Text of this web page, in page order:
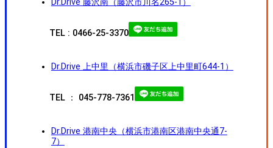
TEL : 0466-25-3370
Dr.Drive 上中里（横浜市磯子区上中里町644-1）
TEL ： 045-778-7361
Dr.Drive 港南中央（横浜市港南区港南中央通7-
7）